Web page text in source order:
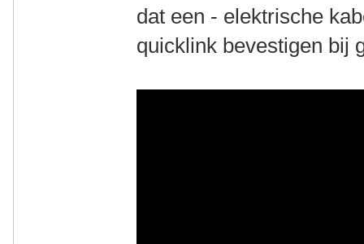
dat een - elektrische
quicklink bevestigen bij